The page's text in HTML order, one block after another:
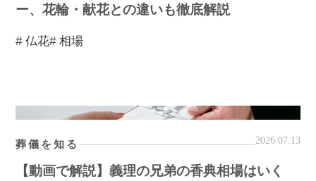
ー、花輪・献花との違いも徹底解説
# 仏花# 相場
葬儀を知る 2026.07.13
【動画で解説】義理の兄弟の香典相場はいく